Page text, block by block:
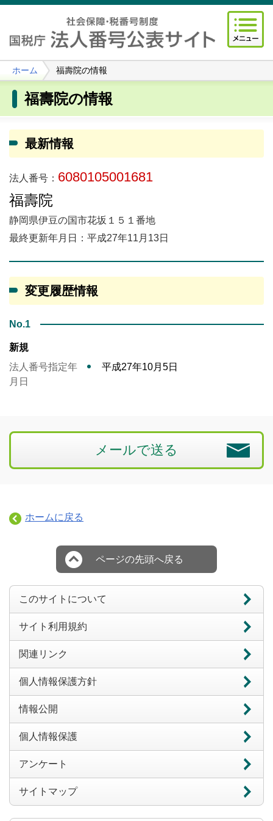
ホーム 福壽院の情報
福壽院の情報
最新情報
法人番号： 6080105001681
福壽院
静岡県伊豆の国市花坂１５１番地
最終更新年月日：平成27年11月13日
変更履歴情報
No.1
新規
法人番号指定年
月日
平成27年10月5日
メールで送る
ホームに戻る
ページの先頭へ戻る
このサイトについて
サイト利用規約
関連リンク
個人情報保護方針
情報公開
個人情報保護
アンケート
サイトマップ